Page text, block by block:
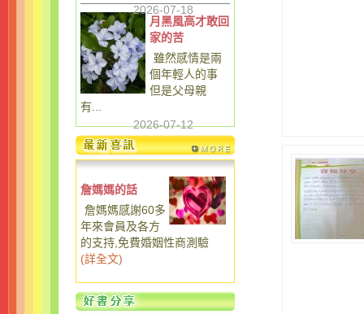
2026-07-18
月黑風高才敢回
家的苦
雖然感情是兩
個年輕人的事
但是父母親
有...
2026-07-12
詹媽媽的話
詹媽媽感謝60多
年來會員及各方
的支持,免費婚姻性商測驗
(詳全文)